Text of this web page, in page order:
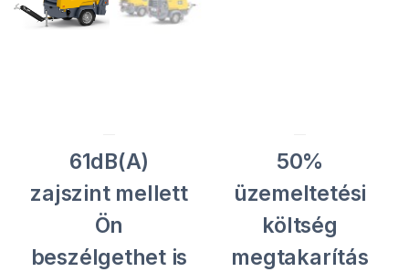
61dB(A)
zajszint mellett
Ön
beszélgethet is
50%
üzemeltetési
költség
megtakarítás